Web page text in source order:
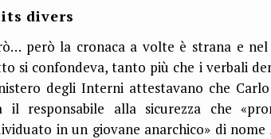
divers
però la cronaca a volte è strana e
si confondeva, tanto più che i verbali
degli Interni attestavano che
il responsabile alla sicurezza che
in un giovane anarchico» di nome